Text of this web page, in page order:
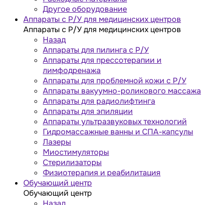
Другое оборудование
Аппараты с Р/У для медицинских центров
Аппараты с Р/У для медицинских центров
Назад
Аппараты для пилинга с Р/У
Аппараты для прессотерапии и
лимфодренажа
Аппараты для проблемной кожи с Р/У
Аппараты вакуумно-роликового массажа
Аппараты для радиолифтинга
Аппараты для эпиляции
Аппараты ультразвуковых технологий
Гидромассажные ванны и СПА-капсулы
Лазеры
Миостимуляторы
Стерилизаторы
Физиотерапия и реабилитация
Обучающий центр
Обучающий центр